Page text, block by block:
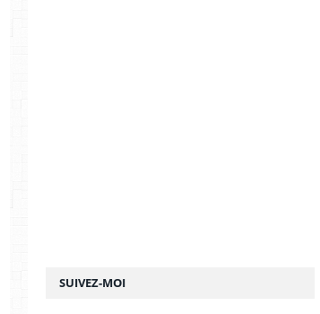
SUIVEZ-MOI